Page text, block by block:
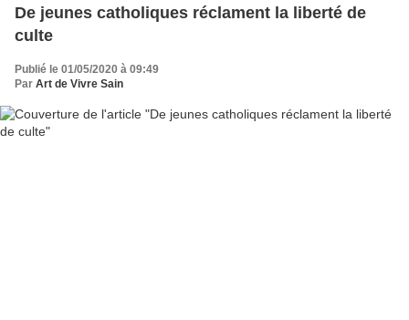
De jeunes catholiques réclament la liberté de
culte
Publié le 01/05/2020 à 09:49
Par Art de Vivre Sain